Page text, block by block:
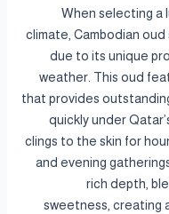
When selecting a
climate, Cambodian
due to its unique
weather. This oud
that provides
quickly under
clings to the skin for
and evening
rich depth,
sweetness, creating